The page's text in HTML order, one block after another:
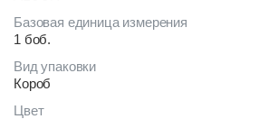
Базовая единица измерения
1 боб.
Вид упаковки
Короб
Цвет